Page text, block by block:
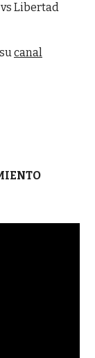
Libertad
canal